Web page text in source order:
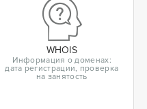
WHOIS
Информация о доменах:
дата регистрации, проверка
на занятость